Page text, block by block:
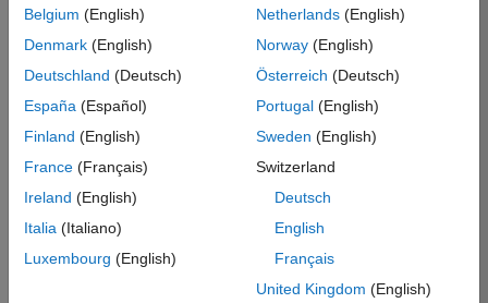
Eligible for Use with Parallel
Computing Toolbox and MATLAB
Parallel Server
Introduced before R2006a
Belgium (English)
Denmark (English)
Deutschland (Deutsch)
España (Español)
Finland (English)
France (Français)
Ireland (English)
Italia (Italiano)
Luxembourg (English)
Netherlands(English)
Norway(English)
Österreich (Deutsch)
Portugal(English)
Sweden (English)
Switzerland
Deutsch
English
Français
United Kingdom (English)